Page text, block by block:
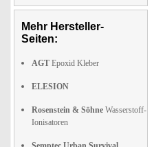
Mehr Hersteller-
Seiten:
AGT Epoxid Kleber
ELESION
Rosenstein & Söhne Wasserstoff-
Ionisatoren